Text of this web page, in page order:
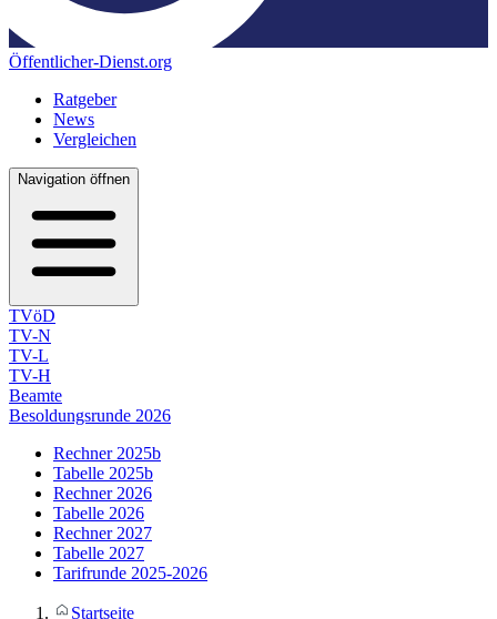
Öffentlicher-Dienst.org
Ratgeber
News
Vergleichen
Navigation öffnen
TVöD
TV-N
TV-L
TV-H
Beamte
Besoldungsrunde 2026
Rechner 2025b
Tabelle 2025b
Rechner 2026
Tabelle 2026
Rechner 2027
Tabelle 2027
Tarifrunde 2025-2026
Startseite